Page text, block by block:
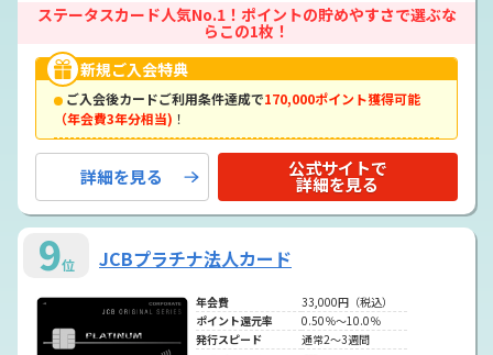
ステータスカード人気No.1！ポイントの貯めやすさで選ぶな
らこの1枚！
新規ご入会特典
ご入会後カードご利用条件達成で170,000ポイント獲得可能
（年会費3年分相当) ！
詳細を見る 公式サイトで
詳細を見る
9位 JCBプラチナ法人カード
年会費
33,000円（税込）
ポイント還元率
0.50％～10.0％
発行スピード
通常2～3週間